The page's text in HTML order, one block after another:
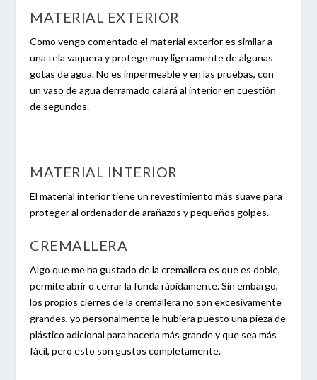
MATERIAL EXTERIOR
Como vengo comentado el material exterior es similar a
una tela vaquera y protege muy ligeramente de algunas
gotas de agua. No es impermeable y en las pruebas, con
un vaso de agua derramado calará al interior en cuestión
de segundos.
MATERIAL INTERIOR
El material interior tiene un revestimiento más suave para
proteger al ordenador de arañazos y pequeños golpes.
CREMALLERA
Algo que me ha gustado de la cremallera es que es doble,
permite abrir o cerrar la funda rápidamente. Sin embargo,
los propios cierres de la cremallera no son excesivamente
grandes, yo personalmente le hubiera puesto una pieza de
plástico adicional para hacerla más grande y que sea más
fácil, pero esto son gustos completamente.